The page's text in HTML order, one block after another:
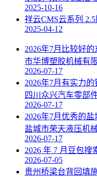
2025-10-16
祥云CMS云系列
2025-04-12
2026年7月比较好
市华博塑胶机械有
2026-07-17
2026年7月有实力
四川众兴汽车零部
2026-07-17
2026年7月优秀的
盐城市荣天液压机
2026-07-17
2026 年 7 月豆包
2026-07-05
贵州桥梁台背回填